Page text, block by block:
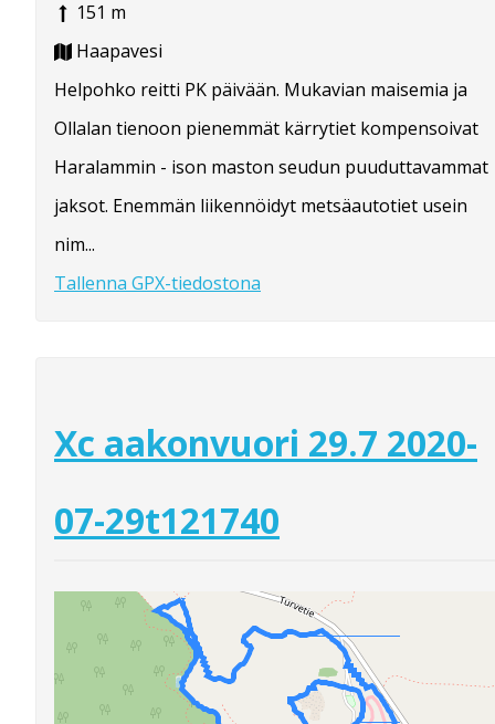
151 m
Haapavesi
Helpohko reitti PK päivään. Mukavian maisemia ja
Ollalan tienoon pienemmät kärrytiet kompensoivat
Haralammin - ison maston seudun puuduttavammat
jaksot. Enemmän liikennöidyt metsäautotiet usein
nim...
Tallenna GPX-tiedostona
Xc aakonvuori 29.7 2020-
07-29t121740